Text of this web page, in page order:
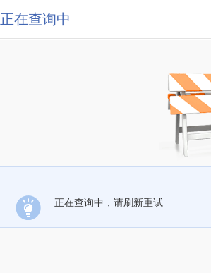
正在查询中
正在查询中，请刷新重试